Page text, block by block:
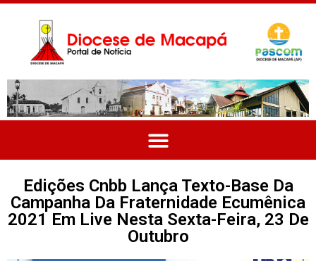
Edições Cnbb Lança Texto-Base Da
Campanha Da Fraternidade Ecumênica
2021 Em Live Nesta Sexta-Feira, 23 De
Outubro